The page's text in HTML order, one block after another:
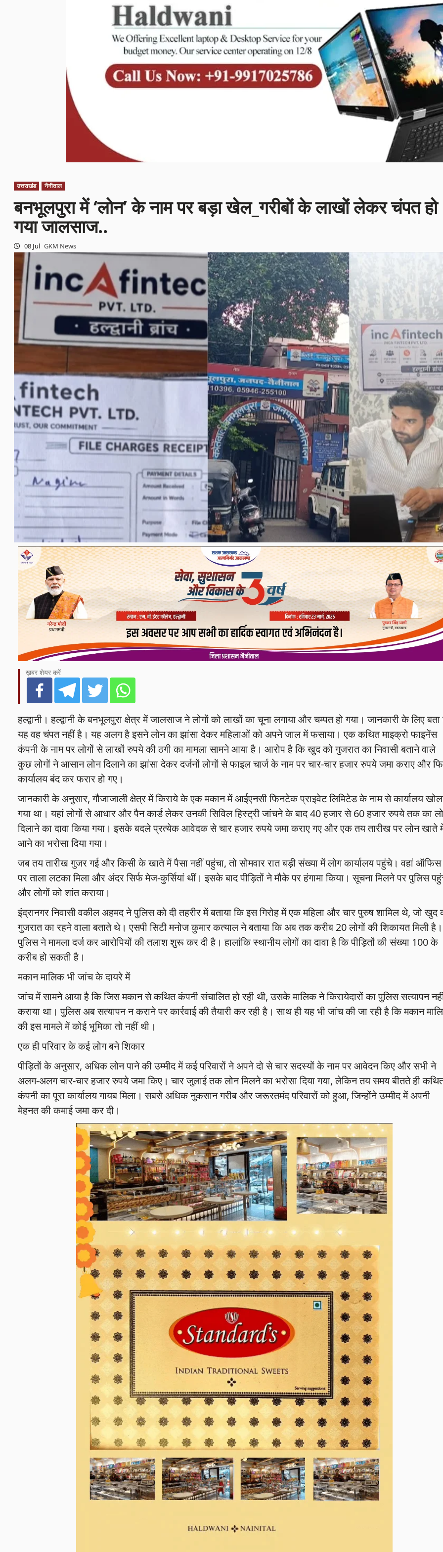
उत्तराखंड नैनीताल
बनभूलपुरा में ‘लोन’ के नाम पर बड़ा खेल_गरीबों के लाखों लेकर चंपत हो
गया जालसाज..
08 Jul GKM News
ख़बर शेयर करें
हल्द्वानी। हल्द्वानी के बनभूलपुरा क्षेत्र में जालसाज ने लोगों को लाखों का चूना लगाया और चम्पत हो गया। जानकारी के लिए बता
यह वह चंपत नहीं है। यह अलग है इसने लोन का झांसा देकर महिलाओं को अपने जाल में फसाया। एक कथित माइक्रो फाइनेंस
कंपनी के नाम पर लोगों से लाखों रुपये की ठगी का मामला सामने आया है। आरोप है कि खुद को गुजरात का निवासी बताने वाले
कुछ लोगों ने आसान लोन दिलाने का झांसा देकर दर्जनों लोगों से फाइल चार्ज के नाम पर चार-चार हजार रुपये जमा कराए और
कार्यालय बंद कर फरार हो गए।
जानकारी के अनुसार, गौजाजाली क्षेत्र में किराये के एक मकान में आईएनसी फिनटेक प्राइवेट लिमिटेड के नाम से कार्यालय
गया था। यहां लोगों से आधार और पैन कार्ड लेकर उनकी सिविल हिस्ट्री जांचने के बाद 40 हजार से 60 हजार रुपये तक का
दिलाने का दावा किया गया। इसके बदले प्रत्येक आवेदक से चार हजार रुपये जमा कराए गए और एक तय तारीख पर लोन खाते
आने का भरोसा दिया गया।
जब तय तारीख गुजर गई और किसी के खाते में पैसा नहीं पहुंचा, तो सोमवार रात बड़ी संख्या में लोग कार्यालय पहुंचे। वहां ऑफिस
पर ताला लटका मिला और अंदर सिर्फ मेज-कुर्सियां थीं। इसके बाद पीड़ितों ने मौके पर हंगामा किया। सूचना मिलने पर पुलिस
और लोगों को शांत कराया।
इंद्रानगर निवासी वकील अहमद ने पुलिस को दी तहरीर में बताया कि इस गिरोह में एक महिला और चार पुरुष शामिल थे, जो खुद
गुजरात का रहने वाला बताते थे। एसपी सिटी मनोज कुमार कत्याल ने बताया कि अब तक करीब 20 लोगों की शिकायत मिली है।
पुलिस ने मामला दर्ज कर आरोपियों की तलाश शुरू कर दी है। हालांकि स्थानीय लोगों का दावा है कि पीड़ितों की संख्या 100 के
करीब हो सकती है।
मकान मालिक भी जांच के दायरे में
जांच में सामने आया है कि जिस मकान से कथित कंपनी संचालित हो रही थी, उसके मालिक ने किरायेदारों का पुलिस सत्यापन
कराया था। पुलिस अब सत्यापन न कराने पर कार्रवाई की तैयारी कर रही है। साथ ही यह भी जांच की जा रही है कि मकान
की इस मामले में कोई भूमिका तो नहीं थी।
एक ही परिवार के कई लोग बने शिकार
पीड़ितों के अनुसार, अधिक लोन पाने की उम्मीद में कई परिवारों ने अपने दो से चार सदस्यों के नाम पर आवेदन किए और सभी ने
अलग-अलग चार-चार हजार रुपये जमा किए। चार जुलाई तक लोन मिलने का भरोसा दिया गया, लेकिन तय समय बीतते ही
कंपनी का पूरा कार्यालय गायब मिला। सबसे अधिक नुकसान गरीब और जरूरतमंद परिवारों को हुआ, जिन्होंने उम्मीद में अपनी
मेहनत की कमाई जमा कर दी।